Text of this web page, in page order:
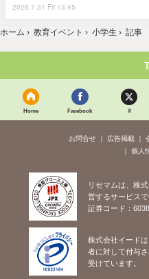
2026.7.31 Fri 13:45
ホーム › 教育イベント › 小学生 › 記事
Home Facebook X
お問合せ 広告掲載
個人
リセマムは、株
営するサービスで
証券コード：6038
株式会社イード
者に対して付与
受けています。